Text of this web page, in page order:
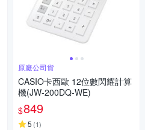
原廠公司貨
CASIO卡西歐 12位數閃耀計算
機(JW-200DQ-WE)
$849
5 (1)